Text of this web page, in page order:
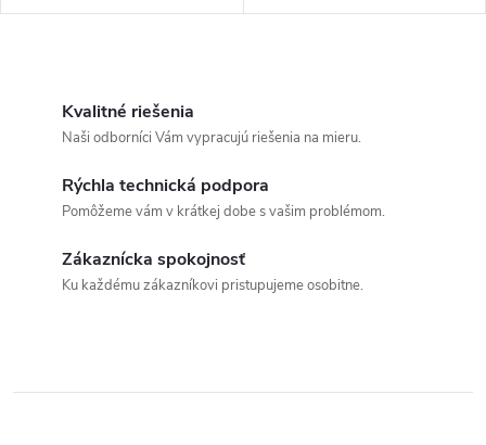
naučenia do ústredne relé
100+ kopíruje zvolené PG
c
Kvalitné riešenia
Naši odborníci Vám vypracujú riešenia na mieru.
Rýchla technická podpora
Pomôžeme vám v krátkej dobe s vašim problémom.
Zákaznícka spokojnosť
Ku každému zákazníkovi pristupujeme osobitne.